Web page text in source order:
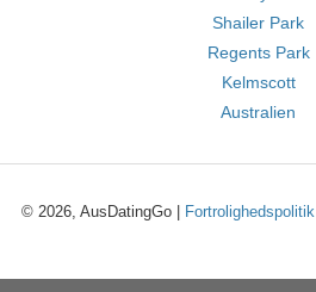
Shailer Park
Regents Park
Kelmscott
Australien
© 2026, AusDatingGo | Fortrolighedspolitik